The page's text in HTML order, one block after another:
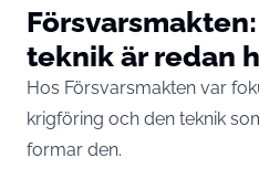
teknik är redan
Hos Försvarsmakten var
krigföring och den teknik
formar den.